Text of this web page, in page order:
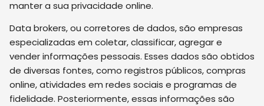
manter a sua privacidade online.
Data brokers, ou corretores de dados, são empresas
especializadas em coletar, classificar, agregar e
vender informações pessoais. Esses dados são obtidos
de diversas fontes, como registros públicos, compras
online, atividades em redes sociais e programas de
fidelidade. Posteriormente, essas informações são